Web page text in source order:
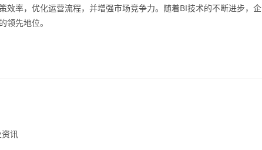
率，优化运营流程，并增强市场竞争力。随着BI技术的不断进步，企
领先地位。
讯